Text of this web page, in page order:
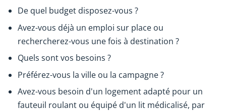
De quel budget disposez-vous ?
Avez-vous déjà un emploi sur place ou
rechercherez-vous une fois à destination ?
Quels sont vos besoins ?
Préférez-vous la ville ou la campagne ?
Avez-vous besoin d'un logement adapté pour un
fauteuil roulant ou équipé d'un lit médicalisé, par